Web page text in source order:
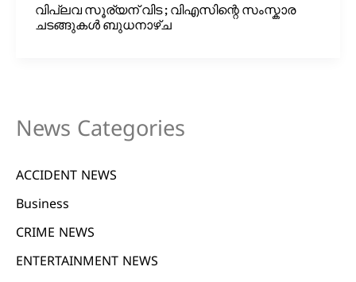
വിപ്ലവ സൂര്യന് വിട ; വിഎസിന്റെ സംസ്കാര
ചടങ്ങുകൾ ബുധനാഴ്ച
News Categories
ACCIDENT NEWS
Business
CRIME NEWS
ENTERTAINMENT NEWS